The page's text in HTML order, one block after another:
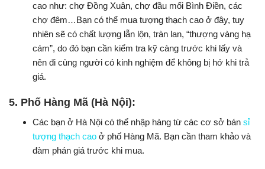
cao như: chợ Đồng Xuân, chợ đầu mối Bình Điền, các
chợ đêm…Bạn có thể mua tượng thạch cao ở đây, tuy
nhiên sẽ có chất lượng lẫn lộn, tràn lan, “thượng vàng hạ
cám”, do đó bạn cần kiểm tra kỹ càng trước khi lấy và
nên đi cùng người có kinh nghiệm để không bị hớ khi trả
giá.
5. Phố Hàng Mã (Hà Nội):
Các bạn ở Hà Nội có thể nhập hàng từ các cơ sở bán sỉ
tượng thạch cao ở phố Hàng Mã. Bạn cần tham khảo và
đàm phán giá trước khi mua.